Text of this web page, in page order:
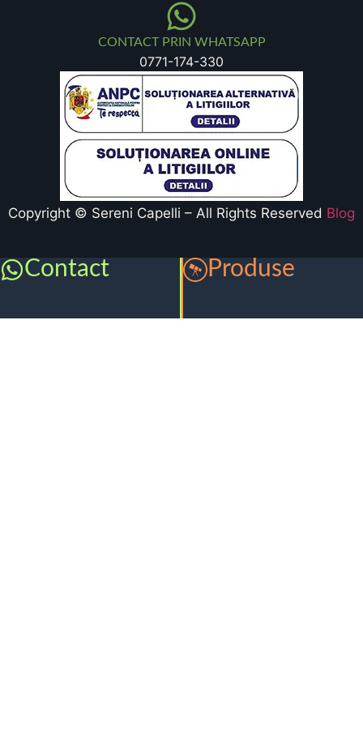
CONTACT PRIN WHATSAPP
0771-174-330
Copyright © Sereni Capelli – All Rights Reserved Blog
Contact Produse